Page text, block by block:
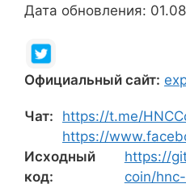
Дата обновления:
Официальный сайт:
Чат: https://t.me/
https://
Исходный
код:
https://
coin/